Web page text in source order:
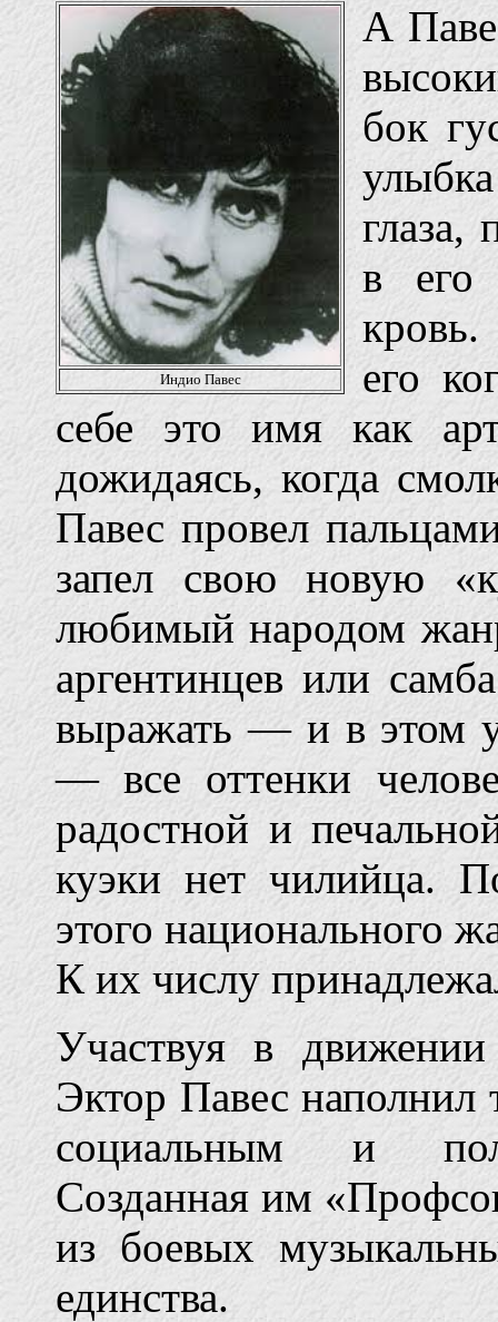
А
Индио Павес
бок
глаза,
в его
его
себе это имя как
дожидаясь, когда
Павес провел
запел свою новую
любимый народом
аргентинцев или
выражать — и в этом
— все оттенки
радостной и
куэки нет чилийца.
этого национального
К их числу
Участвуя в
Эктор Павес
социальным и
Созданная им
из боевых
единства.